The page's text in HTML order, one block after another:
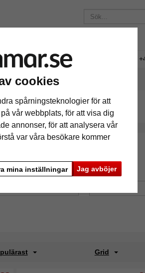
cookies
spårningsteknologier för att
vår webbplats, för att visa dig
annonser, för att analysera vår
var våra besökare kommer
Jag avböjer
mina inställningar
Oavsett hur mycket du beställer.
Grid